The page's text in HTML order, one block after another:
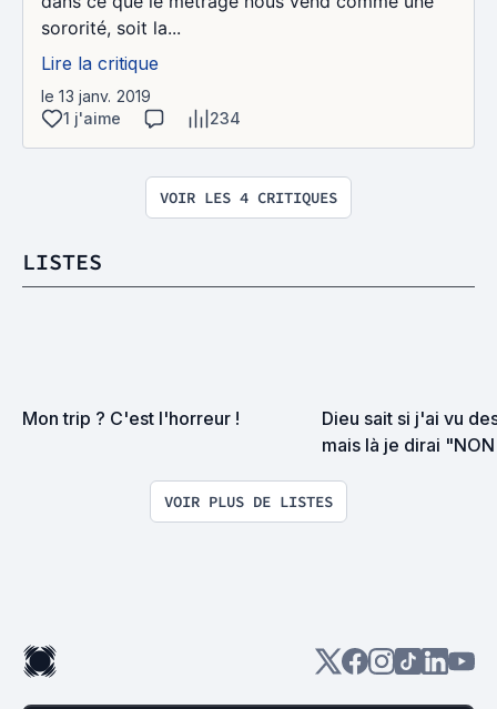
sororité, soit la...
Lire la critique
le 13 janv. 2019
1 j'aime
234
VOIR LES 4 CRITIQUES
LISTES
Mon trip ? C'est l'horreur !
Dieu sait si j'ai vu
mais là je dirai
VOIR PLUS DE LISTES